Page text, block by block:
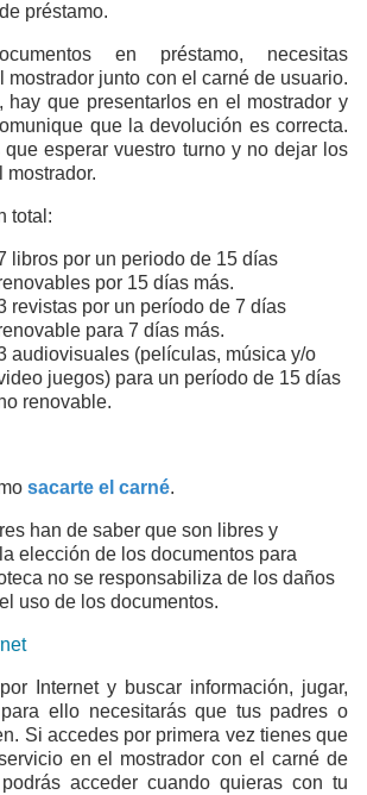
préstamo.
en préstamo, necesitas
mostrador junto con el carné de usuario.
hay que presentarlos en el mostrador y
que la devolución es correcta.
que esperar vuestro turno y no dejar los
mostrador.
total:
libros por un periodo de 15 días
por 15 días más.
revistas por un período de 7 días
para 7 días más.
audiovisuales (películas, música y/o
juegos) para un período de 15 días
renovable.
sacarte el carné.
han de saber que son libres y
elección de los documentos para
no se responsabiliza de los daños
uso de los documentos.
Internet y buscar información, jugar,
ello necesitarás que tus padres o
Si accedes por primera vez tienes que
en el mostrador con el carné de
acceder cuando quieras con tu